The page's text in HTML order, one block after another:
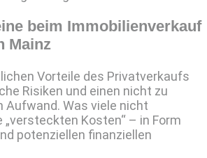
beim Immobilienverkauf
Mainz
Vorteile des Privatverkaufs
Risiken und einen nicht zu
Aufwand. Was viele nicht
„versteckten Kosten“ – in Form
potenziellen finanziellen